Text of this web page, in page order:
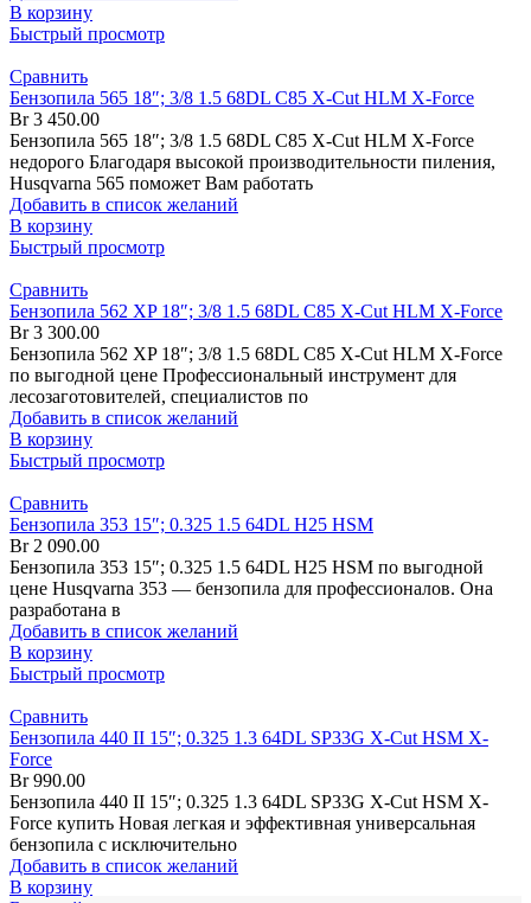
В корзину
Быстрый просмотр
Сравнить
Бензопила 565 18″; 3/8 1.5 68DL C85 X-Cut HLM X-Force
Br3 450.00
Бензопила 565 18″; 3/8 1.5 68DL C85 X-Cut HLM X-Force
недорого Благодаря высокой производительности пиления,
Husqvarna 565 поможет Вам работать
Добавить в список желаний
В корзину
Быстрый просмотр
Сравнить
Бензопила 562 XP 18″; 3/8 1.5 68DL C85 X-Cut HLM X-Force
Br3 300.00
Бензопила 562 XP 18″; 3/8 1.5 68DL C85 X-Cut HLM X-Force
по выгодной цене Профессиональный инструмент для
лесозаготовителей, специалистов по
Добавить в список желаний
В корзину
Быстрый просмотр
Сравнить
Бензопила 353 15″; 0.325 1.5 64DL H25 HSM
Br2 090.00
Бензопила 353 15″; 0.325 1.5 64DL H25 HSM по выгодной
цене Husqvarna 353 — бензопила для профессионалов. Она
разработана в
Добавить в список желаний
В корзину
Быстрый просмотр
Сравнить
Бензопила 440 II 15″; 0.325 1.3 64DL SP33G X-Cut HSM X-
Force
Br990.00
Бензопила 440 II 15″; 0.325 1.3 64DL SP33G X-Cut HSM X-
Force купить Новая легкая и эффективная универсальная
бензопила с исключительно
Добавить в список желаний
В корзину